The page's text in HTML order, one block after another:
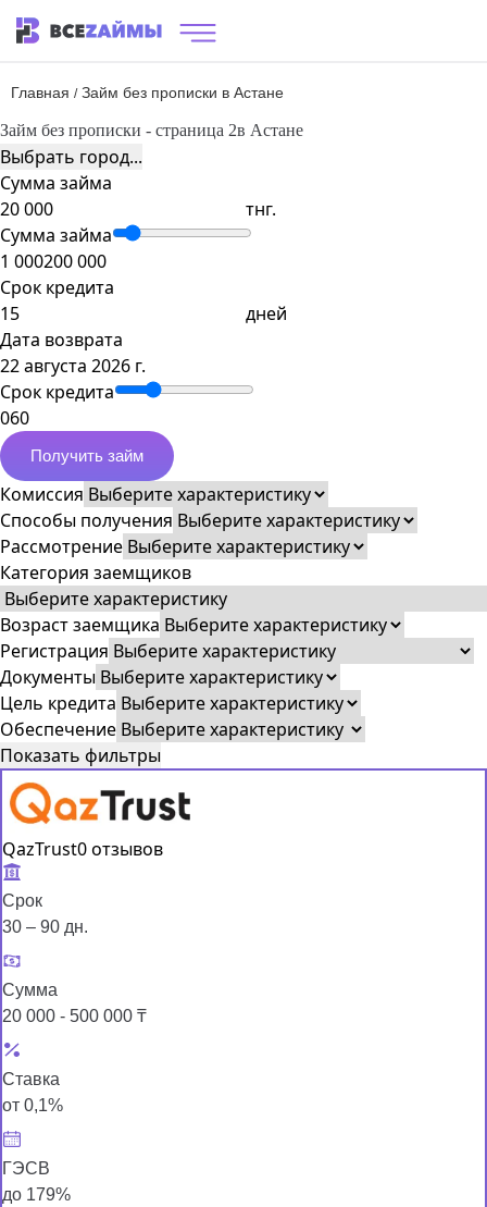
Главная / Займ без прописки в Астане
Займ без прописки - страница 2в Астане
Выбрать город...
Сумма займа
тнг.
Сумма займа
1 000200 000
Срок кредита
дней
Дата возврата
22 августа 2026 г.
Срок кредита
060
Получить займ
Комиссия
Способы получения
Рассмотрение
Категория заемщиков
Возраст заемщика
Регистрация
Документы
Цель кредита
Обеспечение
Показать фильтры
QazTrust0 отзывов
Срок
30 – 90 дн.
Сумма
20 000 - 500 000 ₸
Ставка
от 0,1%
ГЭСВ
до 179%